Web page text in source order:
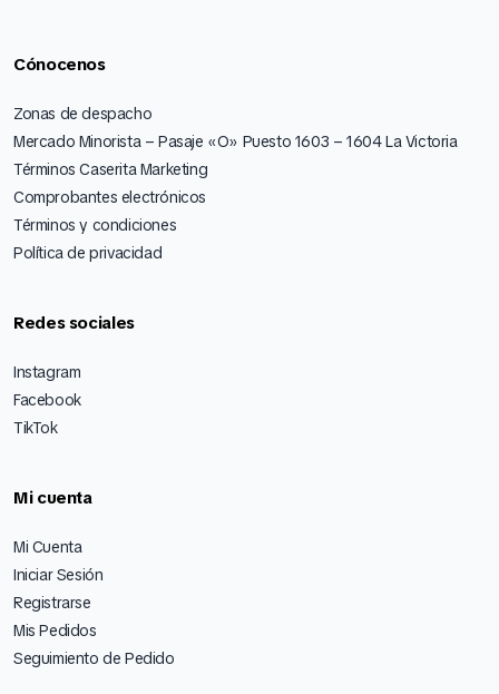
Cónocenos
Zonas de despacho
Mercado Minorista – Pasaje «O» Puesto 1603 – 1604 La Victoria
Términos Caserita Marketing
Comprobantes electrónicos
Términos y condiciones
Política de privacidad
Redes sociales
Instagram
Facebook
TikTok
Mi cuenta
Mi Cuenta
Iniciar Sesión
Registrarse
Mis Pedidos
Seguimiento de Pedido